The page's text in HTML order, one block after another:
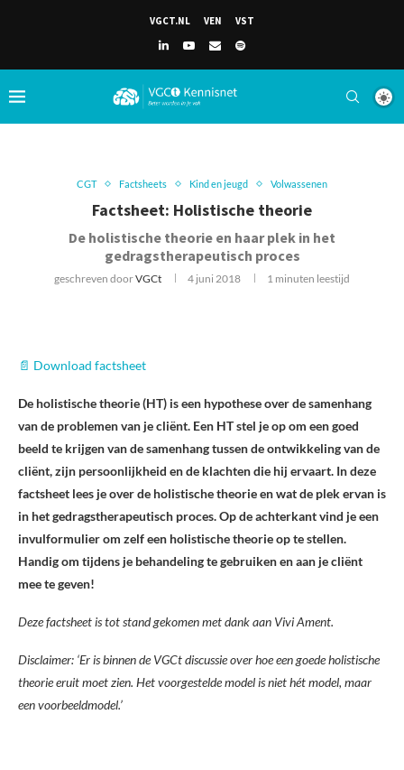
VGCT.NL VEN VST
CGT Factsheets Kind en jeugd Volwassenen
Factsheet: Holistische theorie
De holistische theorie en haar plek in het
gedragstherapeutisch proces
geschreven doorVGCt 4 juni 2018 1 minuten leestijd
📄 Download factsheet
De holistische theorie (HT) is een hypothese over de samenhang
van de problemen van je cliënt. Een HT stel je op om een goed
beeld te krijgen van de samenhang tussen de ontwikkeling van de
cliënt, zijn persoonlijkheid en de klachten die hij ervaart. In deze
factsheet lees je over de holistische theorie en wat de plek ervan is
in het gedragstherapeutisch proces. Op de achterkant vind je een
invulformulier om zelf een holistische theorie op te stellen.
Handig om tijdens je behandeling te gebruiken en aan je cliënt
mee te geven!
Deze factsheet is tot stand gekomen met dank aan Vivi Ament.
Disclaimer: ‘Er is binnen de VGCt discussie over hoe een goede holistische
theorie eruit moet zien. Het voorgestelde model is niet hét model, maar
een voorbeeldmodel.’